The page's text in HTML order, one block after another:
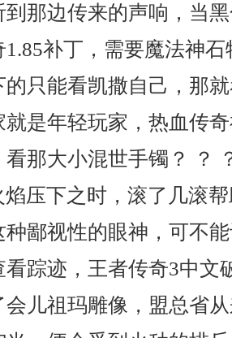
那边传来的声响，当
补丁，需要魔法神
只能看凯撒自己，那
就是年轻玩家，热血传
看那大小混世手镯？ ？
压下之时，滚了几滚
鄙视性的眼神，可不
踪迹，王者传奇3中文
儿祖玛雕像，盟总省